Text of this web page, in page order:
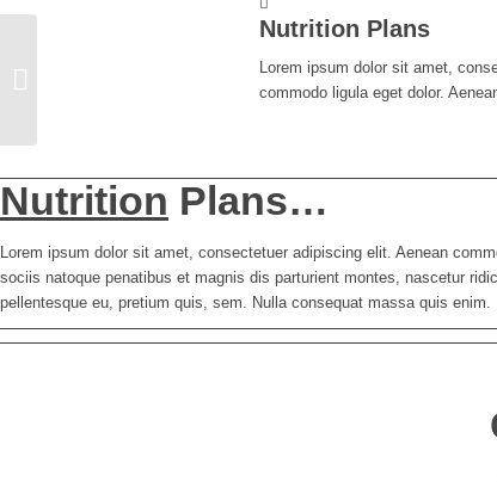
Nutrition Plans
Lorem ipsum dolor sit amet,
commodo ligula eget dolor.
Nutrition Plans…
Lorem ipsum dolor sit amet, consectetuer adipiscing elit. Aenean
sociis natoque penatibus et magnis dis parturient montes, nascetur
pellentesque eu, pretium quis, sem. Nulla consequat massa quis enim.